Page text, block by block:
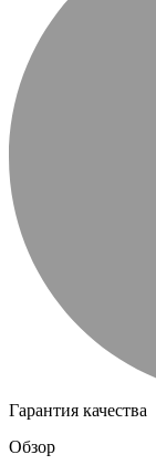
Гарантия качества
Обзор